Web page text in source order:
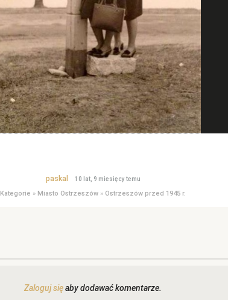
paskal 10 lat, 9 miesięcy temu
Kategorie » Miasto Ostrzeszów » Ostrzeszów przed 1945 r.
Zaloguj sięaby dodawać komentarze.